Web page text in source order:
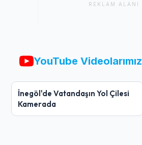
REKLAM ALANI
YouTube Videolarımız
İnegöl'de Vatandaşın Yol Çilesi
Kamerada